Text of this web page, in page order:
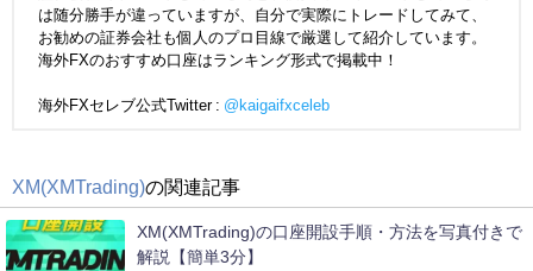
は随分勝手が違っていますが、自分で実際にトレードしてみて、
お勧めの証券会社も個人のプロ目線で厳選して紹介しています。
海外FXのおすすめ口座はランキング形式で掲載中！
海外FXセレブ公式Twitter : @kaigaifxceleb
XM(XMTrading)の関連記事
XM(XMTrading)の口座開設手順・方法を写真付きで
解説【簡単3分】